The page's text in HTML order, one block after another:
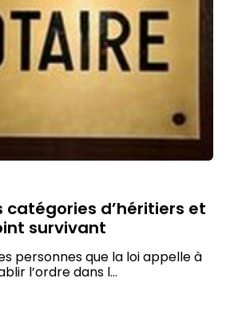
catégories d’héritiers et
survivant
personnes que la loi appelle à
l’ordre dans l...